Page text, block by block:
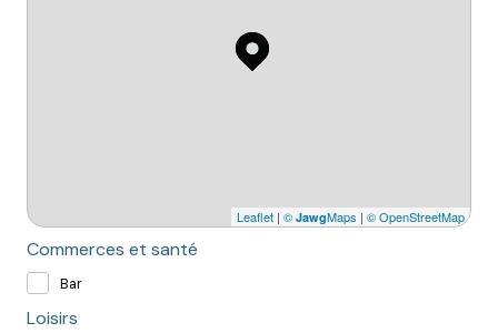
Leaflet | © JawgMaps | © OpenStreetMap
Commerces et santé
Bar
Loisirs